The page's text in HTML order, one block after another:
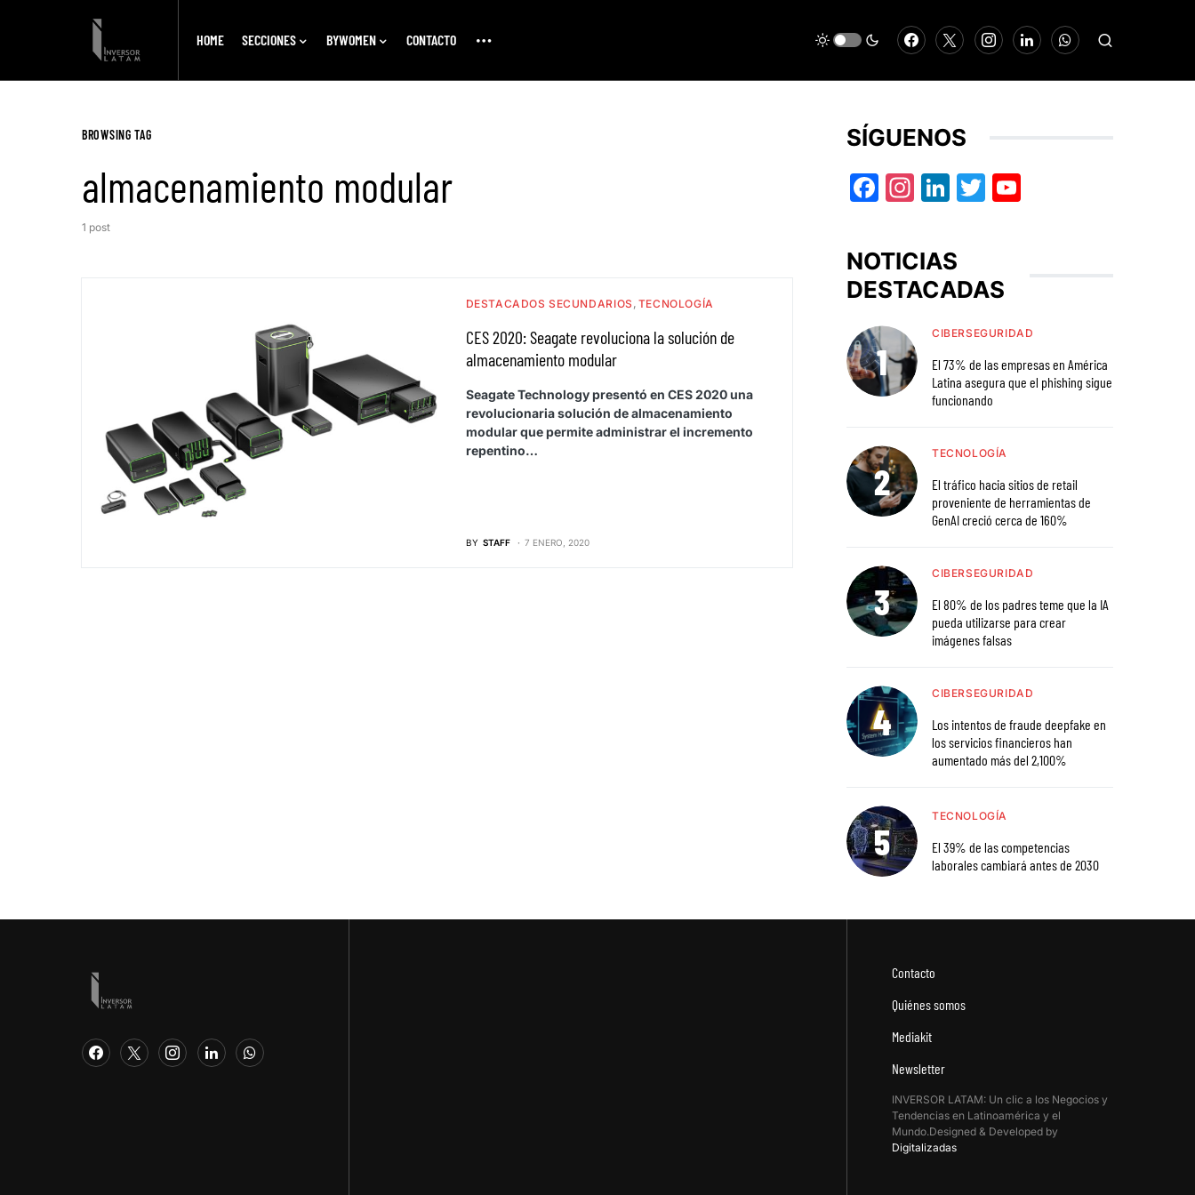
HOME SECCIONES BYWOMEN CONTACTO
BROWSING TAG
almacenamiento modular
1 post
DESTACADOS SECUNDARIOS TECNOLOGÍA
CES 2020: Seagate revoluciona la solución de
almacenamiento modular
Seagate Technology presentó en CES 2020 una
revolucionaria solución de almacenamiento
modular que permite administrar el incremento
repentino…
BY STAFF 7 ENERO, 2020
SÍGUENOS
Facebook
Instagram
LinkedIn
Twitter
NOTICIAS
DESTACADAS
CIBERSEGURIDAD
El 73% de las empresas en América
Latina asegura que el phishing sigue
funcionando
TECNOLOGÍA
El tráfico hacia sitios de retail
proveniente de herramientas de
GenAI creció cerca de 160%
CIBERSEGURIDAD
El 80% de los padres teme que la IA
pueda utilizarse para crear
imágenes falsas
CIBERSEGURIDAD
Los intentos de fraude deepfake en
los servicios financieros han
aumentado más del 2,100%
TECNOLOGÍA
El 39% de las competencias
laborales cambiará antes de 2030
Contacto
Quiénes somos
Mediakit
Newsletter
INVERSOR LATAM: Un clic a los Negocios y
Tendencias en Latinoamérica y el
Mundo.Designed & Developed by
Digitalizadas